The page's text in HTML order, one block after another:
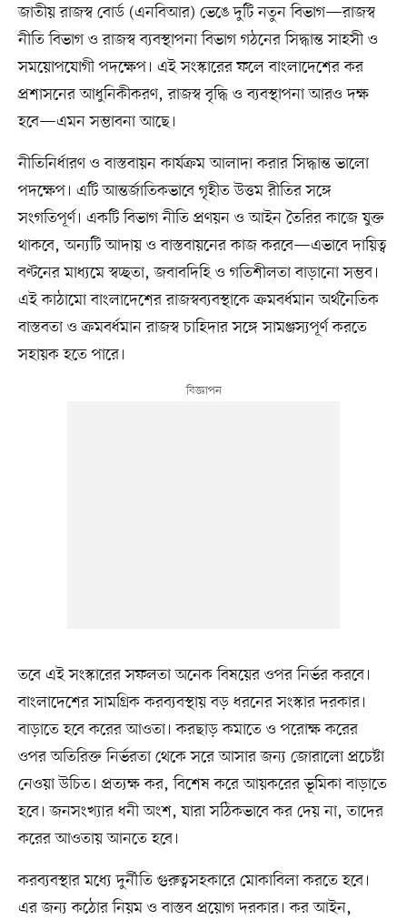
জাতীয় রাজস্ব বোর্ড (এনবিআর) ভেঙে দুটি নতুন বিভাগ—রাজস্ব
নীতি বিভাগ ও রাজস্ব ব্যবস্থাপনা বিভাগ গঠনের সিদ্ধান্ত সাহসী ও
সময়োপযোগী পদক্ষেপ। এই সংস্কারের ফলে বাংলাদেশের কর
প্রশাসনের আধুনিকীকরণ, রাজস্ব বৃদ্ধি ও ব্যবস্থাপনা আরও দক্ষ
হবে—এমন সম্ভাবনা আছে।
নীতিনির্ধারণ ও বাস্তবায়ন কার্যক্রম আলাদা করার সিদ্ধান্ত ভালো
পদক্ষেপ। এটি আন্তর্জাতিকভাবে গৃহীত উত্তম রীতির সঙ্গে
সংগতিপূর্ণ। একটি বিভাগ নীতি প্রণয়ন ও আইন তৈরির কাজে যুক্ত
থাকবে, অন্যটি আদায় ও বাস্তবায়নের কাজ করবে—এভাবে দায়িত্ব
বণ্টনের মাধ্যমে স্বচ্ছতা, জবাবদিহি ও গতিশীলতা বাড়ানো সম্ভব।
এই কাঠামো বাংলাদেশের রাজস্বব্যবস্থাকে ক্রমবর্ধমান অর্থনৈতিক
বাস্তবতা ও ক্রমবর্ধমান রাজস্ব চাহিদার সঙ্গে সামঞ্জস্যপূর্ণ করতে
সহায়ক হতে পারে।
তবে এই সংস্কারের সফলতা অনেক বিষয়ের ওপর নির্ভর করবে।
বাংলাদেশের সামগ্রিক করব্যবস্থায় বড় ধরনের সংস্কার দরকার।
বাড়াতে হবে করের আওতা। করছাড় কমাতে ও পরোক্ষ করের
ওপর অতিরিক্ত নির্ভরতা থেকে সরে আসার জন্য জোরালো প্রচেষ্টা
নেওয়া উচিত। প্রত্যক্ষ কর, বিশেষ করে আয়করের ভূমিকা বাড়াতে
হবে। জনসংখ্যার ধনী অংশ, যারা সঠিকভাবে কর দেয় না, তাদের
করের আওতায় আনতে হবে।
করব্যবস্থার মধ্যে দুর্নীতি গুরুত্বসহকারে মোকাবিলা করতে হবে।
এর জন্য কঠোর নিয়ম ও বাস্তব প্রয়োগ দরকার। কর আইন,